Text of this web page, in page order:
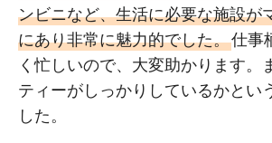
ンビニなど、生活に必要な施設が
にあり非常に魅力的でした。仕事
く忙しいので、大変助かります。
ティーがしっかりしているかとい
した。